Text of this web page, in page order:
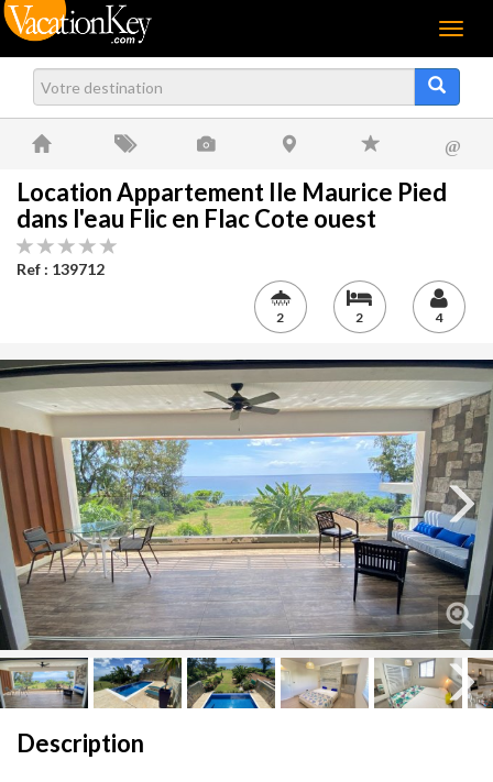
Menu
@
Location Appartement Ile Maurice Pied
dans l'eau Flic en Flac Cote ouest
Ref : 139712
2 2 4
Next
Description